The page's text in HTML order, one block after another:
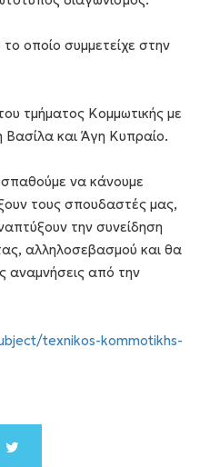
οποίο συμμετείχε στην
τμήματος Κομμωτικής με
Βασίλα και Άγη Κυπραίο.
να κάνουμε
τους σπουδαστές μας,
την συνείδηση
αλληλοσεβασμού και θα
αναμνήσεις από την
texnikos-kommotikhs-